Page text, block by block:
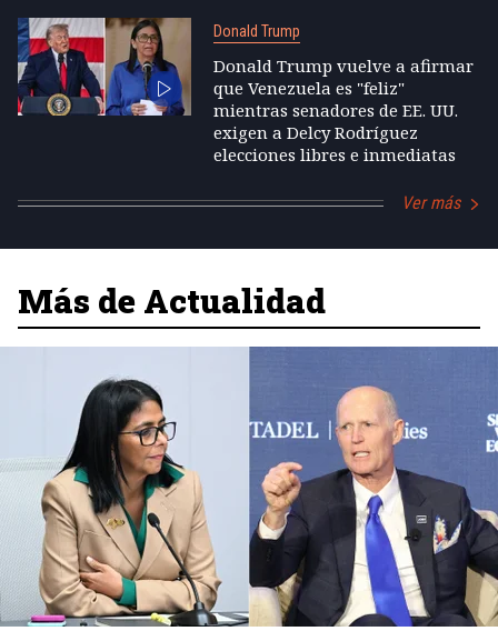
Donald Trump
Donald Trump vuelve a afirmar
que Venezuela es "feliz"
mientras senadores de EE. UU.
exigen a Delcy Rodríguez
elecciones libres e inmediatas
Ver más
Más de Actualidad